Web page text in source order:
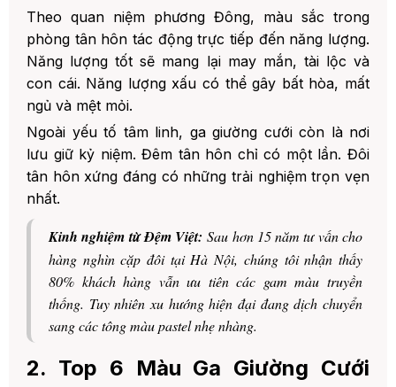
7. 7. Hướng Dẫn Kết Hợp Ga Giường Cưới Với
Đệm Phù Hợp
8. 8. Vì Sao Nên Chọn Mua Ga Giường Cưới
Tại Đệm Việt?
9. 9. Câu Hỏi Thường Gặp (FAQ)
10. 10. CTA – Đặt Mua Ga Giường Cưới Đẹp
Tại Đệm Việt Ngay Hôm Nay
1. Bài viết liên quan tại Đệm Việt:
Theo quan niệm phương Đông, màu sắc trong
phòng tân hôn tác động trực tiếp đến năng lượng.
Năng lượng tốt sẽ mang lại may mắn, tài lộc và
con cái. Năng lượng xấu có thể gây bất hòa, mất
ngủ và mệt mỏi.
Ngoài yếu tố tâm linh, ga giường cưới còn là nơi
lưu giữ kỷ niệm. Đêm tân hôn chỉ có một lần. Đôi
tân hôn xứng đáng có những trải nghiệm trọn vẹn
nhất.
Kinh nghiệm từ Đệm Việt: Sau hơn 15 năm tư vấn cho
hàng nghìn cặp đôi tại Hà Nội, chúng tôi nhận thấy
80% khách hàng vẫn ưu tiên các gam màu truyền
thống. Tuy nhiên xu hướng hiện đại đang dịch chuyển
sang các tông màu pastel nhẹ nhàng.
2. Top 6 Màu Ga Giường Cưới